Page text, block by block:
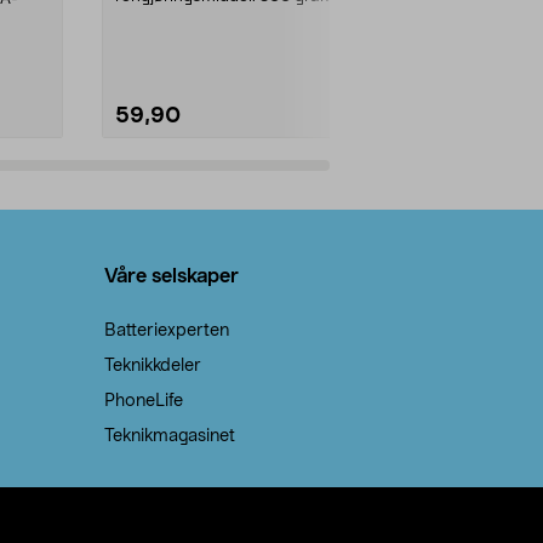
59,90
Våre selskaper
Batteriexperten
Teknikkdeler
PhoneLife
Teknikmagasinet